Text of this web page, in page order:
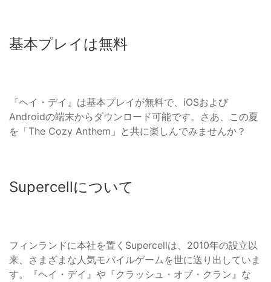
基本プレイは無料
『ヘイ・デイ』は基本プレイが無料で、iOSおよび
Androidの端末からダウンロード可能です。さあ、この夏
を「The Cozy Anthem」と共に楽しんでみませんか？
Supercellについて
フィンランドに本社を置くSupercellは、2010年の設立以
来、さまざまな人気モバイルゲームを世に送り出していま
す。『ヘイ・デイ』や『クラッシュ・オブ・クラン』な